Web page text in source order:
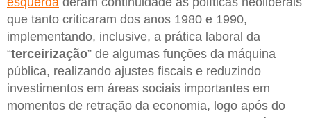
que tanto criticaram dos anos 1980 e 1990,
implementando, inclusive, a prática laboral da
“terceirização” de algumas funções da máquina
pública, realizando ajustes fiscais e reduzindo
investimentos em áreas sociais importantes em
momentos de retração da economia, logo após do